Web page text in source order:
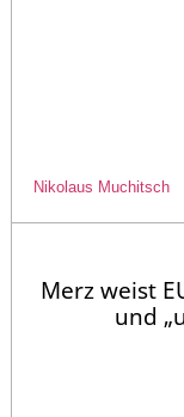
Nikolaus Muchitsch
Merz weist
und